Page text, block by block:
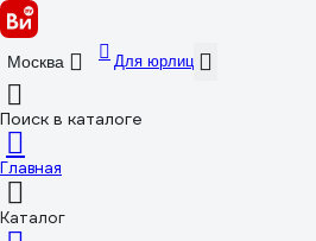
Москва Для юрлиц
Поиск в каталоге
Главная
Каталог